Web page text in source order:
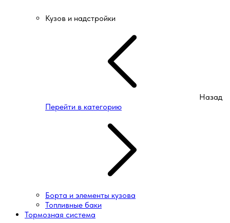
Кузов и надстройки
Назад
Перейти в категорию
Борта и элементы кузова
Топливные баки
Тормозная система